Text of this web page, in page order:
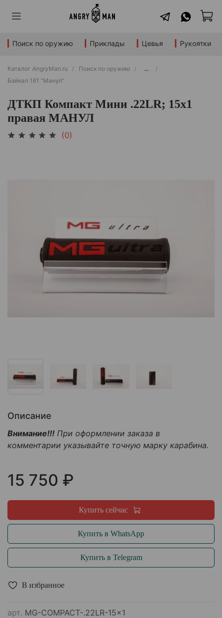
Поиск по оружию Приклады Цевья Рукоятки
Каталог AngryMan.ru Поиск по оружию
...
Байкал 161 "Манул"
ДТКП Компакт Мини .22LR; 15x1
правая МАНУЛ
(0)
В избранное
арт. MG-COMPACT-.22LR-15x1
Описание
Внимание!!! При оформлении заказа в
комментарии указывайте точную марку карабина.
15 750 ₽
Купить сейчас
Купить в WhatsApp
Купить в Telegram